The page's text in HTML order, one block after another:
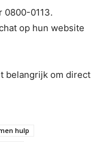
0800-0113.
op hun website
belangrijk om direct
hulp